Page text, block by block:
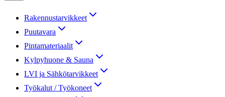
Rakennustarvikkeet
Puutavara
Pintamateriaalit
Kylpyhuone & Sauna
LVI ja Sähkötarvikkeet
Työkalut / Työkoneet